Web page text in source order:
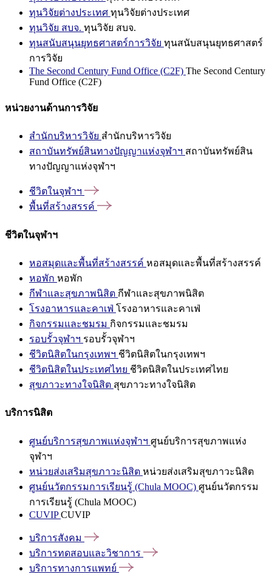
ทุนวิจัยต่างประเทศ ทุนวิจัยต่างประเทศ
ทุนวิจัย สบจ. ทุนวิจัย สบจ.
ทุนสนับสนุนยุทธศาสตร์การวิจัย ทุนสนับสนุนยุทธศาสตร์
การวิจัย
The Second Century Fund Office (C2F) The Second Century
Fund Office (C2F)
หน่วยงานด้านการวิจัย
สำนักบริหารวิจัย สำนักบริหารวิจัย
สถาบันทรัพย์สินทางปัญญาแห่งจุฬาฯ สถาบันทรัพย์สิน
ทางปัญญาแห่งจุฬาฯ
ชีวิตในจุฬาฯ
พื้นที่สร้างสรรค์
ชีวิตในจุฬาฯ
หอสมุดและพื้นที่สร้างสรรค์ หอสมุดและพื้นที่สร้างสรรค์
หอพัก หอพัก
กีฬาและสุขภาพนิสิต กีฬาและสุขภาพนิสิต
โรงอาหารและคาเฟ่ โรงอาหารและคาเฟ่
กิจกรรมและชมรม กิจกรรมและชมรม
รอบรั้วจุฬาฯ รอบรั้วจุฬาฯ
ชีวิตนิสิตในกรุงเทพฯ ชีวิตนิสิตในกรุงเทพฯ
ชีวิตนิสิตในประเทศไทย ชีวิตนิสิตในประเทศไทย
สุขภาวะทางใจนิสิต สุขภาวะทางใจนิสิต
บริการนิสิต
ศูนย์บริการสุขภาพแห่งจุฬาฯ ศูนย์บริการสุขภาพแห่ง
จุฬาฯ
หน่วยส่งเสริมสุขภาวะนิสิต หน่วยส่งเสริมสุขภาวะนิสิต
ศูนย์นวัตกรรมการเรียนรู้ (Chula MOOC) ศูนย์นวัตกรรม
การเรียนรู้ (Chula MOOC)
CUVIPCUVIP
บริการสังคม
บริการทดสอบและวิชาการ
บริการทางการแพทย์